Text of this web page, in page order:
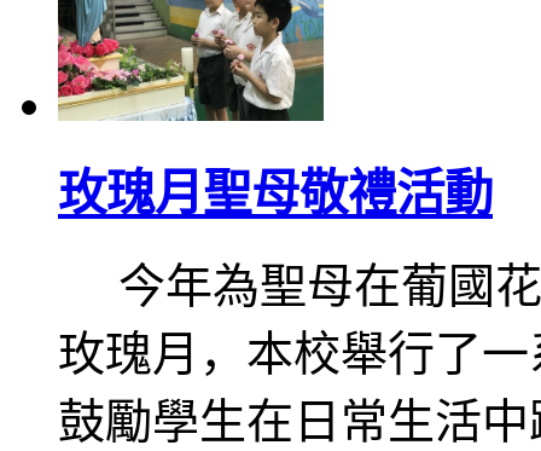
玫瑰月聖母敬禮活動
今年為聖母在葡國
玫瑰月，本校舉行了
鼓勵學生在日常生活